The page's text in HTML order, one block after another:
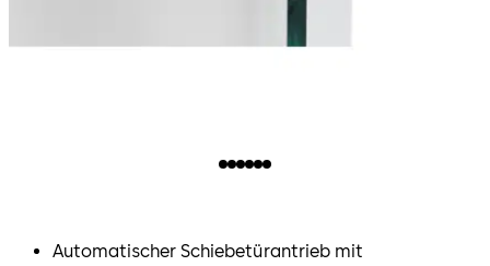
Automatischer Schiebetürantrieb mit